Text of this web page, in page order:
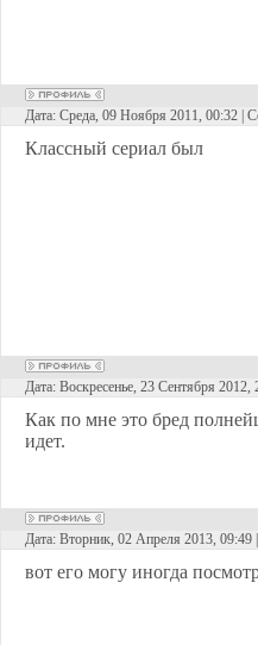
Дата: Среда, 09 Ноября 2011, 00:32 |
Классный сериал был
Дата: Воскресенье, 23 Сентября
Как по мне это бред
идет.
Дата: Вторник, 02 Апреля 2013, 09:49
вот его могу иногда